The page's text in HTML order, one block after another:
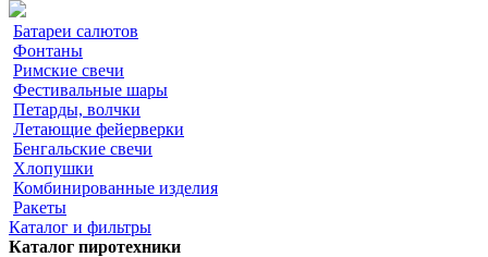
Батареи салютов
Фонтаны
Римские свечи
Фестивальные шары
Петарды, волчки
Летающие фейерверки
Бенгальские свечи
Хлопушки
Комбинированные изделия
Ракеты
Каталог и фильтры
Каталог пиротехники